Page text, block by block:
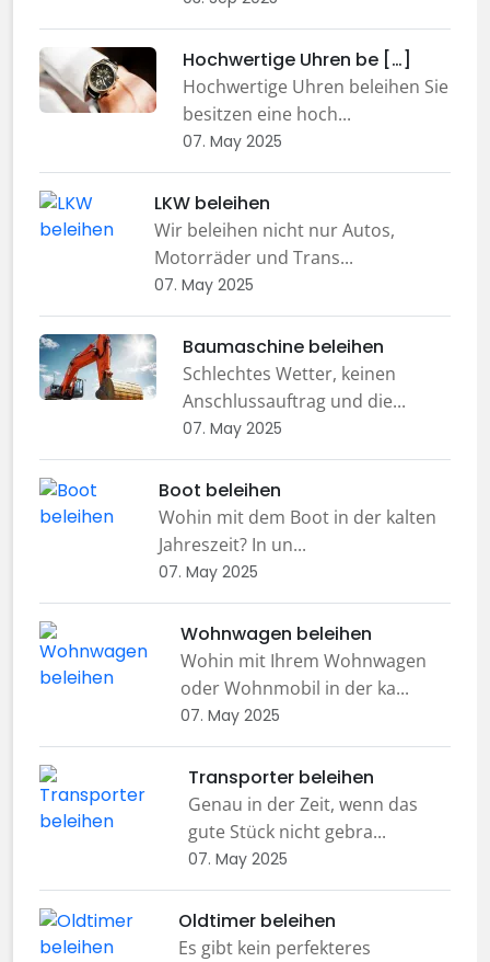
Hochwertige Uhren be […]
Hochwertige Uhren beleihen Sie
besitzen eine hoch...
07. May 2025
LKW beleihen
Wir beleihen nicht nur Autos,
Motorräder und Trans...
07. May 2025
Baumaschine beleihen
Schlechtes Wetter, keinen
Anschlussauftrag und die...
07. May 2025
Boot beleihen
Wohin mit dem Boot in der kalten
Jahreszeit? In un...
07. May 2025
Wohnwagen beleihen
Wohin mit Ihrem Wohnwagen
oder Wohnmobil in der ka...
07. May 2025
Transporter beleihen
Genau in der Zeit, wenn das
gute Stück nicht gebra...
07. May 2025
Oldtimer beleihen
Es gibt kein perfekteres